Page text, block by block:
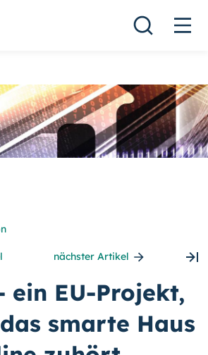
nächster Artikel
ein EU-Projekt,
smarte Haus